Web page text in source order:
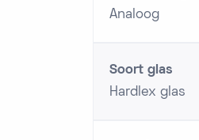
Analoog
Soort glas
Hardlex glas